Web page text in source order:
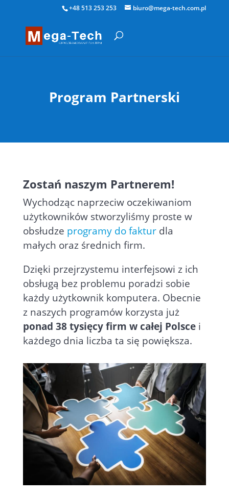
+48 513 253 253 biuro@mega-tech.com.pl
Program Partnerski
Zostań naszym Partnerem!
Wychodząc naprzeciw oczekiwaniom
użytkowników stworzyliśmy proste w
obsłudze programy do fakturdla
małych oraz średnich firm.
Dzięki przejrzystemu interfejsowi z ich
obsługą bez problemu poradzi sobie
każdy użytkownik komputera. Obecnie
z naszych programów korzysta już
ponad 38 tysięcy firm w całej Polscei
każdego dnia liczba ta się powiększa.